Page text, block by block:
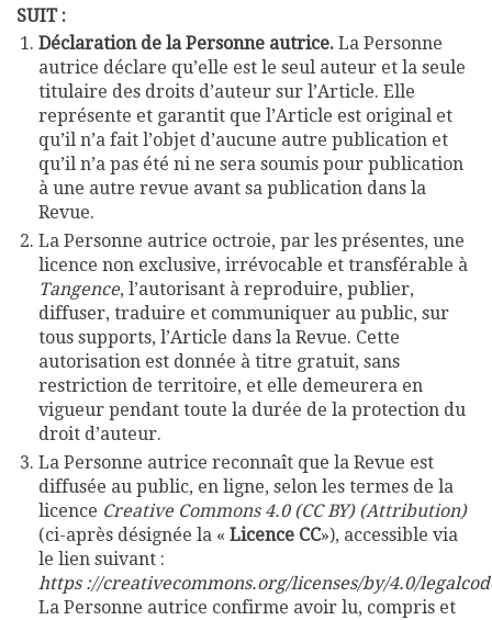
SUIT :
Déclaration de la Personne autrice. La Personne
autrice déclare qu’elle est le seul auteur et la seule
titulaire des droits d’auteur sur l’Article. Elle
représente et garantit que l’Article est original et
qu’il n’a fait l’objet d’aucune autre publication et
qu’il n’a pas été ni ne sera soumis pour publication
à une autre revue avant sa publication dans la
Revue.
La Personne autrice octroie, par les présentes, une
licence non exclusive, irrévocable et transférable à
Tangence, l’autorisant à reproduire, publier,
diffuser, traduire et communiquer au public, sur
tous supports, l’Article dans la Revue. Cette
autorisation est donnée à titre gratuit, sans
restriction de territoire, et elle demeurera en
vigueur pendant toute la durée de la protection du
droit d’auteur.
La Personne autrice reconnaît que la Revue est
diffusée au public, en ligne, selon les termes de la
licence Creative Commons 4.0 (CC BY) (Attribution)
(ci-après désignée la « Licence CC»), accessible via
le lien suivant :
https ://creativecommons.org/licenses/by/4.0/
La Personne autrice confirme avoir lu, compris et